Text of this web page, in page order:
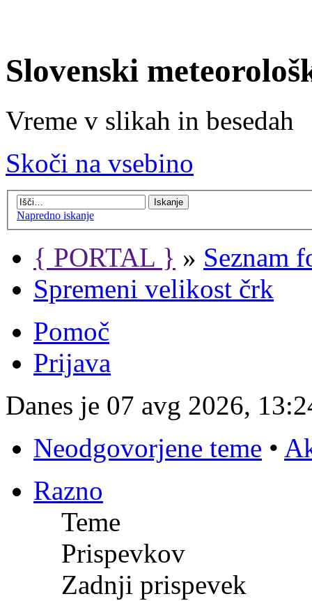
Slovenski
Vreme v slikah in besedah
Skoči na vsebino
Napredno iskanje
{ PORTAL } » Seznam
Spremeni velikost črk
Pomoč
Prijava
Danes je 07 avg 2026,
Neodgovorjene teme •
Razno
Teme
Prispevkov
Zadnji prispevek